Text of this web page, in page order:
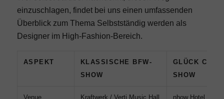
einzuschlagen, findet bei uns einen umfassenden
Überblick zum Thema Selbstständig werden als
Designer im High-Fashion-Bereich.
ASPEKT
KLASSISCHE BFW-
SHOW
GLÜCK
SHOW
Venue Kraftwerk / Verti Music Hall nhow Hotel